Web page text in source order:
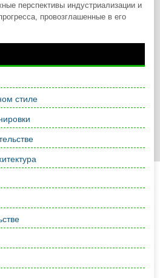
перспективы индустриализации и
провозглашенные в его
стиле